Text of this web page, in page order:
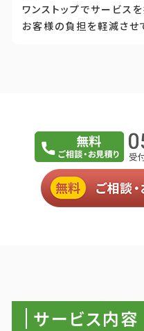
ワンストップでサービス
お客様の負担を軽減させ
サービス内容